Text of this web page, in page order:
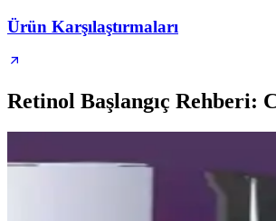
Ürün Karşılaştırmaları
Retinol Başlangıç Rehberi: